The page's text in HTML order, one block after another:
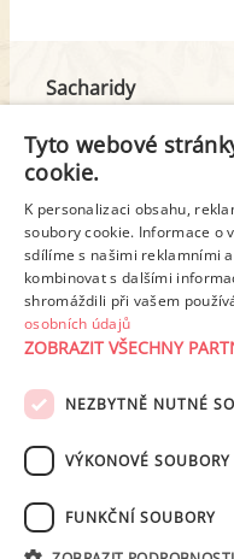
Sacharidy
Tuk
z toho nas.
PODMÍNKY UŽITÍ ZÁSADY
Tyto webové
cookie.
K personalizaci obsahu,
soubory cookie. Informace o
sdílíme s našimi reklamními
kombinovat s dalšími
shromáždili při vašem
osobních údajů
ZOBRAZIT VŠECHNY
NEZBYTNĚ NUTNÉ
VÝKONOVÉ SOUBORY
FUNKČNÍ SOUBORY